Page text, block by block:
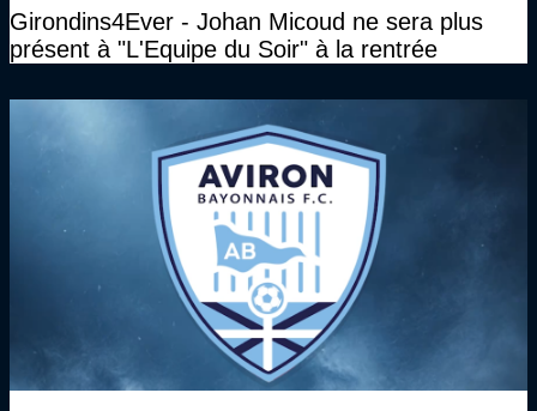
Girondins4Ever - Johan Micoud ne sera plus
présent à "L'Equipe du Soir" à la rentrée